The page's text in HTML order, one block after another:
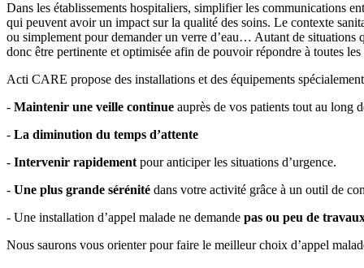
Dans les établissements hospitaliers, simplifier les communications
qui peuvent avoir un impact sur la qualité des soins. Le contexte
ou simplement pour demander un verre d’eau… Autant de situations
donc être pertinente et optimisée afin de pouvoir répondre à toutes les
Acti CARE propose des installations et des équipements
- Maintenir une veille continue auprès de vos patients tout au long
- La diminution du temps d’attente
- Intervenir rapidement pour anticiper les situations d’urgence.
- Une plus grande sérénité dans votre activité grâce à un outil de
- Une installation d’appel malade ne demande pas ou peu de
Nous saurons vous orienter pour faire le meilleur choix d’appel